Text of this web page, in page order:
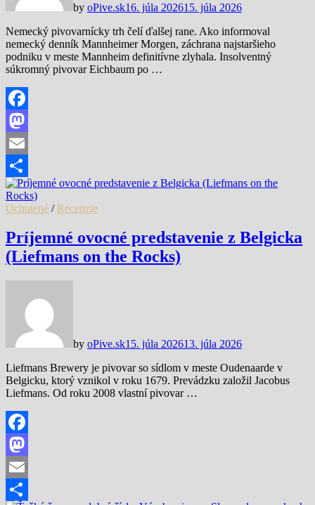
by oPive.sk16. júla 202615. júla 2026
Nemecký pivovarnícky trh čelí ďalšej rane. Ako informoval
nemecký denník Mannheimer Morgen, záchrana najstaršieho
podniku v meste Mannheim definitívne zlyhala. Insolventný
súkromný pivovar Eichbaum po …
Facebook
Mastodon
Email
Share
Ochutené / Recenzie
Príjemné ovocné predstavenie z Belgicka
(Liefmans on the Rocks)
by oPive.sk15. júla 202613. júla 2026
Liefmans Brewery je pivovar so sídlom v meste Oudenaarde v
Belgicku, ktorý vznikol v roku 1679. Prevádzku založil Jacobus
Liefmans. Od roku 2008 vlastní pivovar …
Facebook
Mastodon
Email